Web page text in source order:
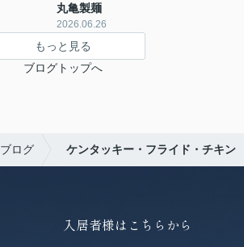
丸亀製麺
2026.06.26
もっと見る
ブログトップへ
ブログ ケンタッキー・フライド・チキン
入居者様はこちらから